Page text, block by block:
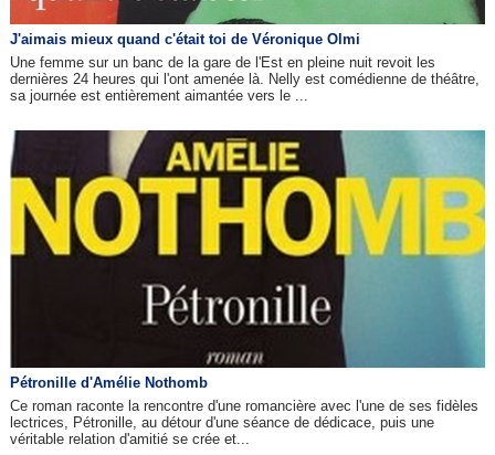
J'aimais mieux quand c'était toi de Véronique Olmi
Une femme sur un banc de la gare de l'Est en pleine nuit revoit les
dernières 24 heures qui l'ont amenée là. Nelly est comédienne de théâtre,
sa journée est entièrement aimantée vers le ...
Pétronille d'Amélie Nothomb
Ce roman raconte la rencontre d'une romancière avec l'une de ses fidèles
lectrices, Pétronille, au détour d'une séance de dédicace, puis une
véritable relation d'amitié se crée et...